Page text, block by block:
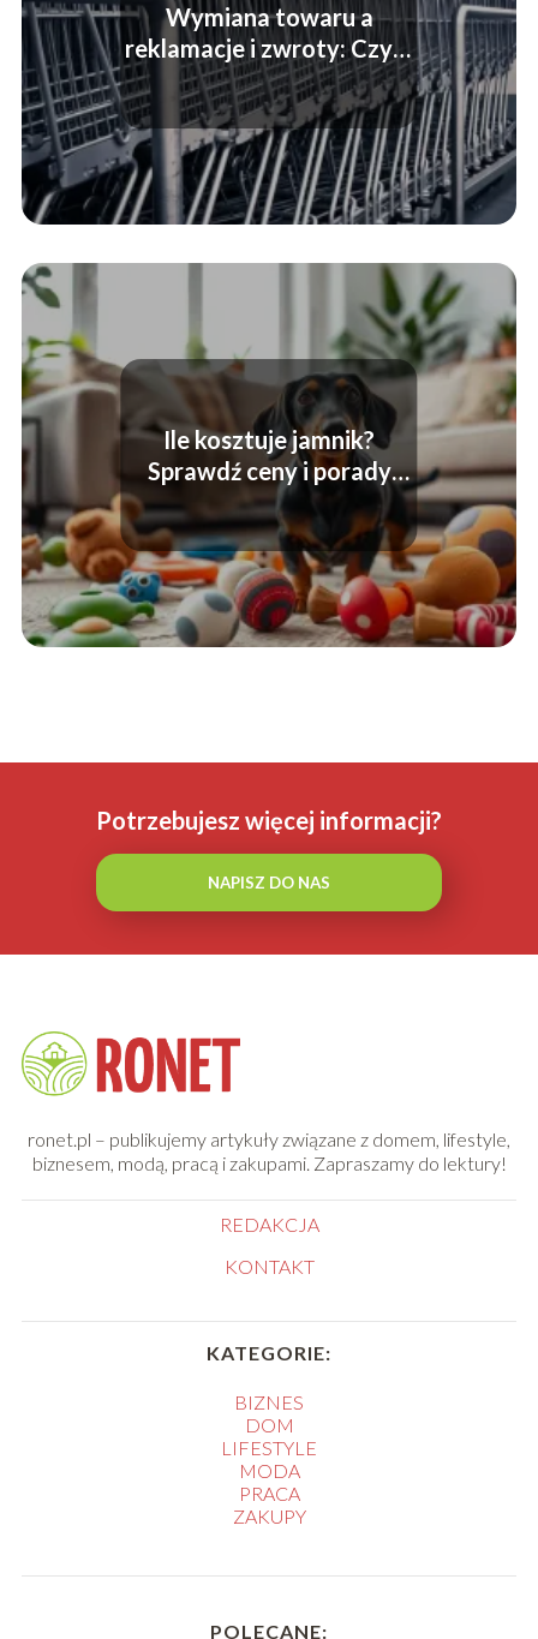
Wymiana towaru a
reklamacje i zwroty: Czym
się różnią?
Ile kosztuje jamnik?
Sprawdź ceny i porady
przed zakupem!
Potrzebujesz więcej informacji?
NAPISZ DO NAS
ronet.pl – publikujemy artykuły związane z domem, lifestyle,
biznesem, modą, pracą i zakupami. Zapraszamy do lektury!
REDAKCJA
KONTAKT
KATEGORIE:
BIZNES
DOM
LIFESTYLE
MODA
PRACA
ZAKUPY
POLECANE: